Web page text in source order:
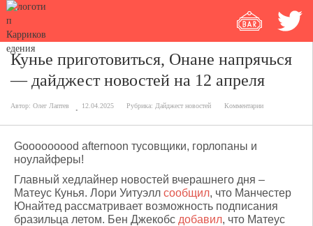
Кунье приготовиться, Онане напрячься
— дайджест новостей на 12 апреля
Автор: Олег Лаптев 12.04.2025 Рубрика: Дайджест новостей Комментарии
Gooooooood afternoon тусовщики, горлопаны и
ноулайферы!
Главный хедлайнер новостей вчерашнего дня –
Матеус Кунья. Лори Уитуэлл сообщил, что Манчестер
Юнайтед рассматривает возможность подписания
бразильца летом. Бен Джекобс добавил, что Матеус